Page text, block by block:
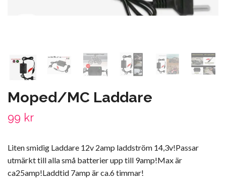
Moped/MC Laddare
99 kr
Liten smidig Laddare 12v 2amp laddström 14,3v!Passar
utmärkt till alla små batterier upp till 9amp!Max är
ca25amp!Laddtid 7amp är ca.6 timmar!